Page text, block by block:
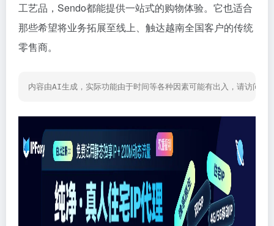
工艺品，Sendo都能提供一站式的购物体验。它也适合
那些希望将业务拓展至线上、触达越南全国客户的传统
零售商。
内容由AI生成，实际功能由于时间等各种因素可能有出入，请访问网